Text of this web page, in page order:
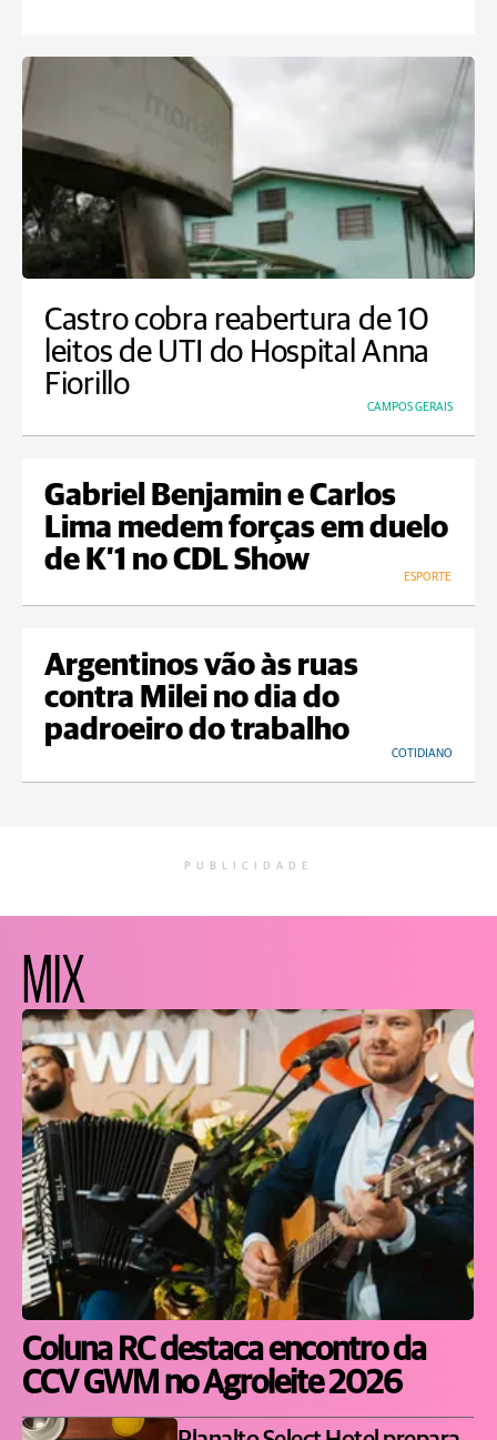
Castro cobra reabertura de 10
leitos de UTI do Hospital Anna
Fiorillo
CAMPOS GERAIS
Gabriel Benjamin e Carlos
Lima medem forças em duelo
de K’1 no CDL Show
ESPORTE
Argentinos vão às ruas
contra Milei no dia do
padroeiro do trabalho
COTIDIANO
PUBLICIDADE
MIX
Coluna RC destaca encontro da
CCV GWM no Agroleite 2026